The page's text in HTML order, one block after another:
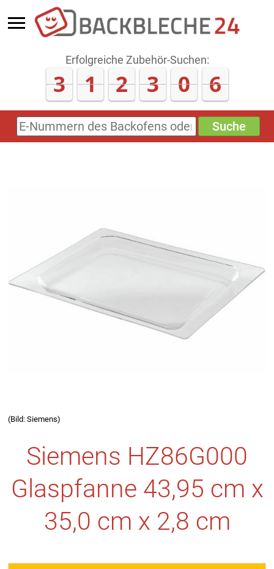
Erfolgreiche Zubehör-Suchen:
3 1 2 3 0 9
E-
Nummern
Suche
(Bild: Siemens)
Siemens HZ86G000
Glaspfanne 43,95 cm x
35,0 cm x 2,8 cm